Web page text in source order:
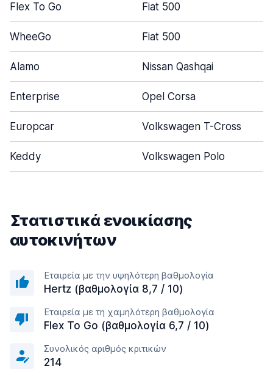
Flex To Go Fiat 500
WheeGo Fiat 500
Alamo Nissan Qashqai
Enterprise Opel Corsa
Europcar Volkswagen T-Cross
Keddy Volkswagen Polo
Στατιστικά ενοικίασης
αυτοκινήτων
Εταιρεία με την υψηλότερη βαθμολογία
Hertz (βαθμολογία 8,7 / 10)
Εταιρεία με τη χαμηλότερη βαθμολογία
Flex To Go (βαθμολογία 6,7 / 10)
Συνολικός αριθμός κριτικών
214